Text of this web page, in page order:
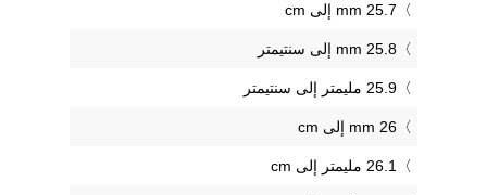
25.7 mm إلى cm
25.8 mm إلى سنتيمتر
25.9 مليمتر إلى سنتيمتر
26 mm إلى cm
26.1 مليمتر إلى cm